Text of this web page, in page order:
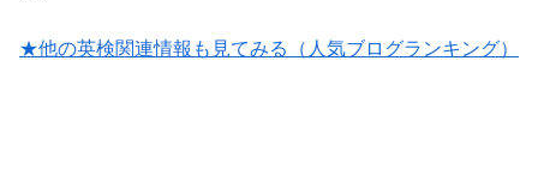
★他の英検関連情報も見てみる（人気ブログランキング）